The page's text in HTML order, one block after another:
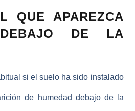
QUE APAREZCA
DEBAJO DE LA
si el suelo ha sido instalado
de humedad debajo de la